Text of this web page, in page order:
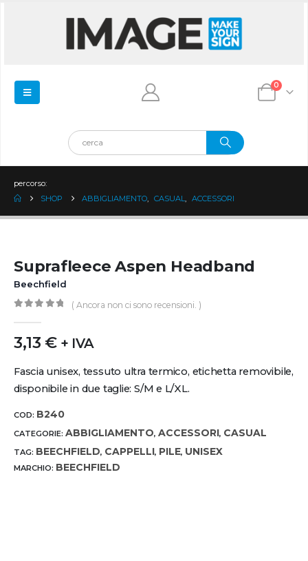
0
percorso:
SHOP
ABBIGLIAMENTO CASUAL ACCESSORI
Suprafleece Aspen Headband
Beechfield
( Ancora non ci sono recensioni. )
3,13 € + IVA
Fascia unisex, tessuto ultra termico, etichetta removibile,
disponibile in due taglie: S/M e L/XL.
COD: B240
CATEGORIE: ABBIGLIAMENTO, ACCESSORI, CASUAL
TAG: BEECHFIELD, CAPPELLI, PILE, UNISEX
MARCHIO: BEECHFIELD